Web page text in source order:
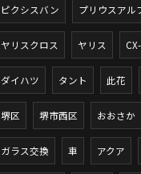
ピクシスバン プリウスアル
ヤリスクロス ヤリス
ダイハツ タント 此花
堺区 堺市西区 おおさか
ガラス交換 車 アクア